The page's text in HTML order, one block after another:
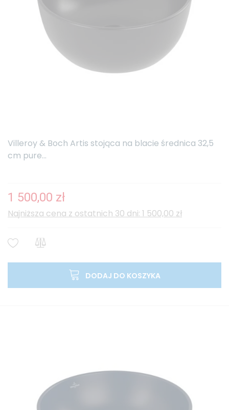
Villeroy & Boch Artis stojąca na blacie średnica 32,5
cm pure...
1 500,00 zł
Najniższa cena z ostatnich 30 dni: 1 500,00 zł
DODAJ DO KOSZYKA